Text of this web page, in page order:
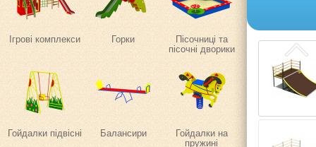
Ігрові комплекси Горки
Пісочниці та
пісочні дворики
Гойдалки підвісні Балансири
Гойдалки на
пружині